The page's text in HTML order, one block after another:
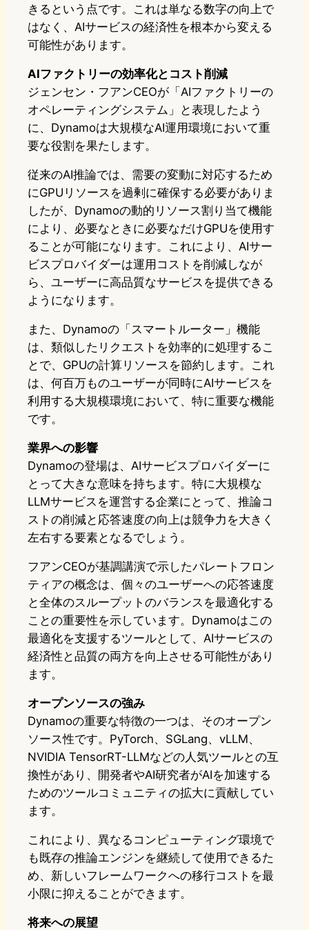
きるという点です。これは単なる数字の向上で
はなく、AIサービスの経済性を根本から変える
可能性があります。
AIファクトリーの効率化とコスト削減
ジェンセン・フアンCEOが「AIファクトリーの
オペレーティングシステム」と表現したよう
に、Dynamoは大規模なAI運用環境において重
要な役割を果たします。
従来のAI推論では、需要の変動に対応するため
にGPUリソースを過剰に確保する必要がありま
したが、Dynamoの動的リソース割り当て機能
により、必要なときに必要なだけGPUを使用す
ることが可能になります。これにより、AIサー
ビスプロバイダーは運用コストを削減しなが
ら、ユーザーに高品質なサービスを提供できる
ようになります。
また、Dynamoの「スマートルーター」機能
は、類似したリクエストを効率的に処理するこ
とで、GPUの計算リソースを節約します。これ
は、何百万ものユーザーが同時にAIサービスを
利用する大規模環境において、特に重要な機能
です。
業界への影響
Dynamoの登場は、AIサービスプロバイダーに
とって大きな意味を持ちます。特に大規模な
LLMサービスを運営する企業にとって、推論コ
ストの削減と応答速度の向上は競争力を大きく
左右する要素となるでしょう。
フアンCEOが基調講演で示したパレートフロン
ティアの概念は、個々のユーザーへの応答速度
と全体のスループットのバランスを最適化する
ことの重要性を示しています。Dynamoはこの
最適化を支援するツールとして、AIサービスの
経済性と品質の両方を向上させる可能性があり
ます。
オープンソースの強み
Dynamoの重要な特徴の一つは、そのオープン
ソース性です。PyTorch、SGLang、vLLM、
NVIDIA TensorRT-LLMなどの人気ツールとの互
換性があり、開発者やAI研究者がAIを加速する
ためのツールコミュニティの拡大に貢献してい
ます。
これにより、異なるコンピューティング環境で
も既存の推論エンジンを継続して使用できるた
め、新しいフレームワークへの移行コストを最
小限に抑えることができます。
将来への展望